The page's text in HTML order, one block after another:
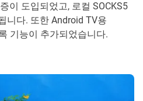
이 도입되었고, 로컬 SOCKS5
니다. 또한 Android TV용
기능이 추가되었습니다.